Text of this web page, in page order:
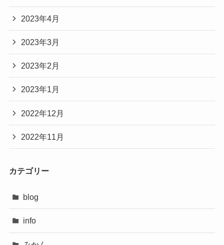
2023年4月
2023年3月
2023年2月
2023年1月
2022年12月
2022年11月
カテゴリー
blog
info